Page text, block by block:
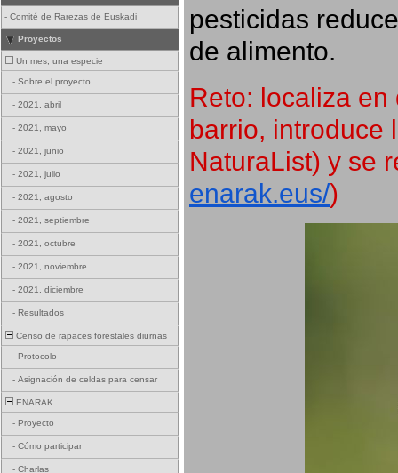
- Comité de Rarezas de Euskadi
Proyectos
Un mes, una especie
- Sobre el proyecto
- 2021, abril
- 2021, mayo
- 2021, junio
- 2021, julio
- 2021, agosto
- 2021, septiembre
- 2021, octubre
- 2021, noviembre
- 2021, diciembre
- Resultados
Censo de rapaces forestales diurnas
- Protocolo
- Asignación de celdas para censar
ENARAK
- Proyecto
- Cómo participar
- Charlas
pesticidas
de alimento.
Reto: localiza
barrio, introduce
NaturaList) y se
enarak.eus/)